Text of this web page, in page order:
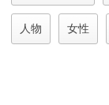
人物 女性